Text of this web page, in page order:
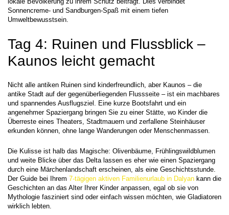
Sonnencreme- und Sandburgen-Spaß mit einem tiefen
Umweltbewusstsein.
Tag 4: Ruinen und Flussblick –
Kaunos leicht gemacht
Nicht alle antiken Ruinen sind kinderfreundlich, aber Kaunos – die
antike Stadt auf der gegenüberliegenden Flussseite – ist ein machbares
und spannendes Ausflugsziel. Eine kurze Bootsfahrt und ein
angenehmer Spaziergang bringen Sie zu einer Stätte, wo Kinder die
Überreste eines Theaters, Stadtmauern und zerfallene Steinhäuser
erkunden können, ohne lange Wanderungen oder Menschenmassen.
Die Kulisse ist halb das Magische: Olivenbäume, Frühlingswildblumen
und weite Blicke über das Delta lassen es eher wie einen Spaziergang
durch eine Märchenlandschaft erscheinen, als eine Geschichtsstunde.
Der Guide bei Ihrem 7-tägigen aktiven Familienurlaub in Dalyan kann die
Geschichten an das Alter Ihrer Kinder anpassen, egal ob sie von
Mythologie fasziniert sind oder einfach wissen möchten, wie Gladiatoren
wirklich lebten.